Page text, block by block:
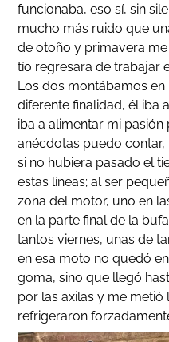
funcionaba, eso sí, sin
mucho más ruido que
de otoño y primavera
tío regresara de trabajar
Los dos montábamos
diferente finalidad, él iba
iba a alimentar mi
anécdotas puedo
si no hubiera pasado el
estas líneas; al ser
zona del motor, uno en
en la parte final de la
tantos viernes, unas de
en esa moto no quedó
goma, sino que llegó
por las axilas y me metió
refrigeraron